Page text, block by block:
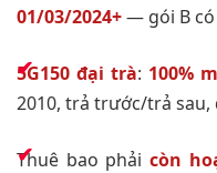
01/03/2024+— gói B
5G150 đại trà: 100%
2010, trả trước/trả sau,
Thuê bao phảicòn